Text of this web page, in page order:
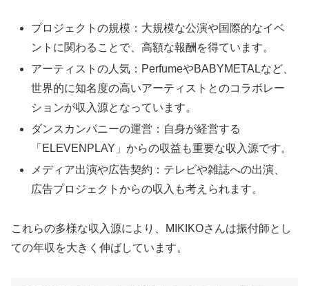
プロジェクトの規模：大規模な公演や国際的なイベ
ントに関わることで、高額な報酬を得ています。
アーティストの人気：PerfumeやBABYMETALなど、
世界的に知名度の高いアーティストとのコラボレー
ションが収入源となっています。
ダンスカンパニーの運営：自身が経営する
「ELEVENPLAY」からの収益も重要な収入源です。
メディア出演や広告契約：テレビや雑誌への出演、
広告プロジェクトからの収入も考えられます。
これらの多様な収入源により、MIKIKOさんは振付師とし
ての年収を大きく伸ばしています。